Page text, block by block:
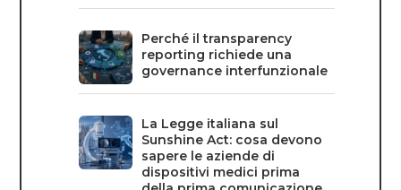
Perché il transparency
reporting richiede una
governance interfunzionale
La Legge italiana sul
Sunshine Act: cosa devono
sapere le aziende di
dispositivi medici prima